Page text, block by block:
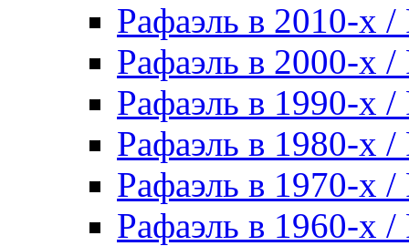
Рафаэль в 2010-х /
Рафаэль в 2000-х /
Рафаэль в 1990-х /
Рафаэль в 1980-х /
Рафаэль в 1970-х /
Рафаэль в 1960-х /